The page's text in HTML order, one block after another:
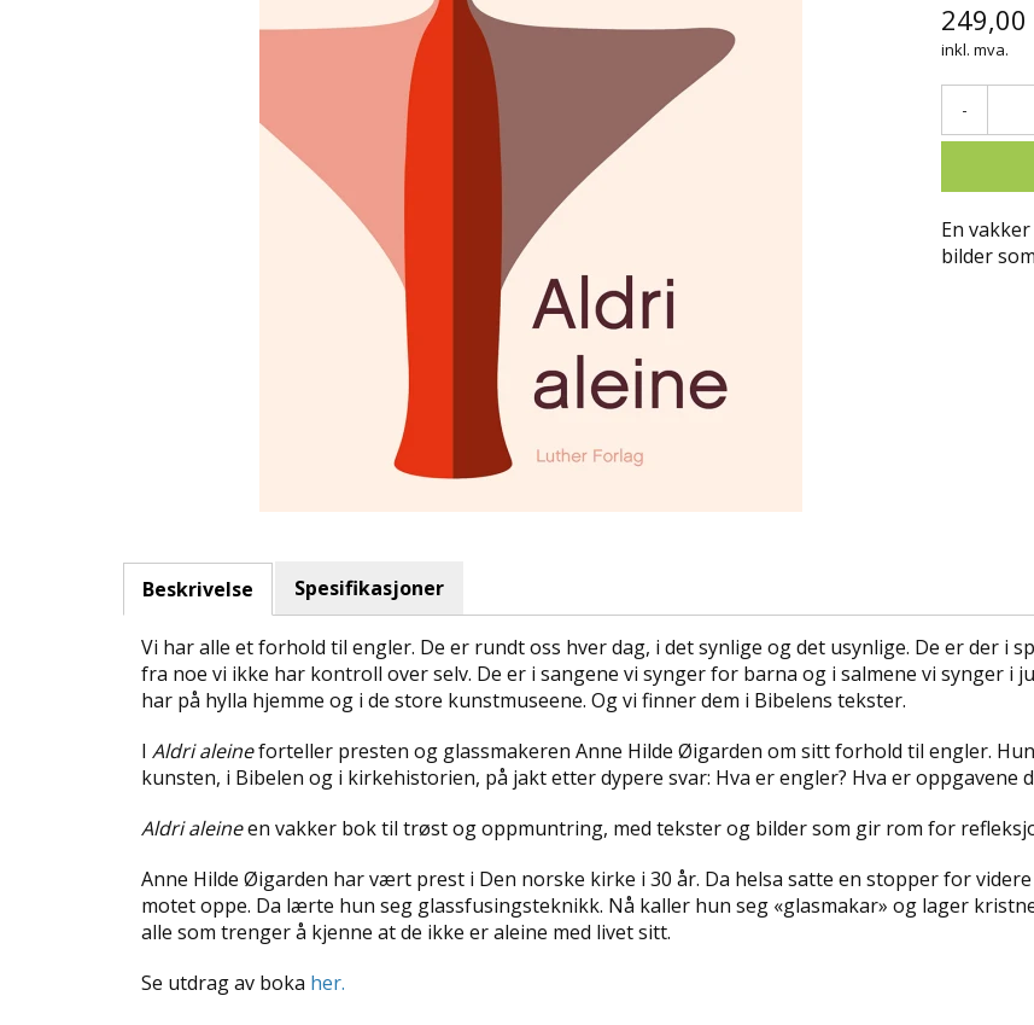
249,00
inkl. mva.
-
En
bilder
Beskrivelse Spesifikasjoner
Vi har alle et forhold til engler. De er rundt oss hver dag, i det synlige og det usynlige. De er der i
fra noe vi ikke har kontroll over selv. De er i sangene vi synger for barna og i salmene vi synger i
har på hylla hjemme og i de store kunstmuseene. Og vi finner dem i Bibelens tekster.
I Aldri aleineforteller presten og glassmakeren Anne Hilde Øigarden om sitt forhold til engler.
kunsten, i Bibelen og i kirkehistorien, på jakt etter dypere svar: Hva er engler? Hva er oppgavene
Aldri aleineen vakker bok til trøst og oppmuntring, med tekster og bilder som gir rom for
Anne Hilde Øigarden har vært prest i Den norske kirke i 30 år. Da helsa satte en stopper for
motet oppe. Da lærte hun seg glassfusingsteknikk. Nå kaller hun seg «glasmakar» og lager
alle som trenger å kjenne at de ikke er aleine med livet sitt.
Se utdrag av boka her.